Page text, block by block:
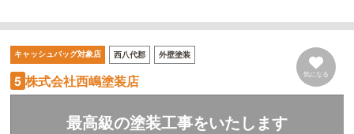
キャッシュバッグ対象店 西八代郡 外壁塗装
5 株式会社西嶋塗装店 気になる
最高級の塗装工事をいたします